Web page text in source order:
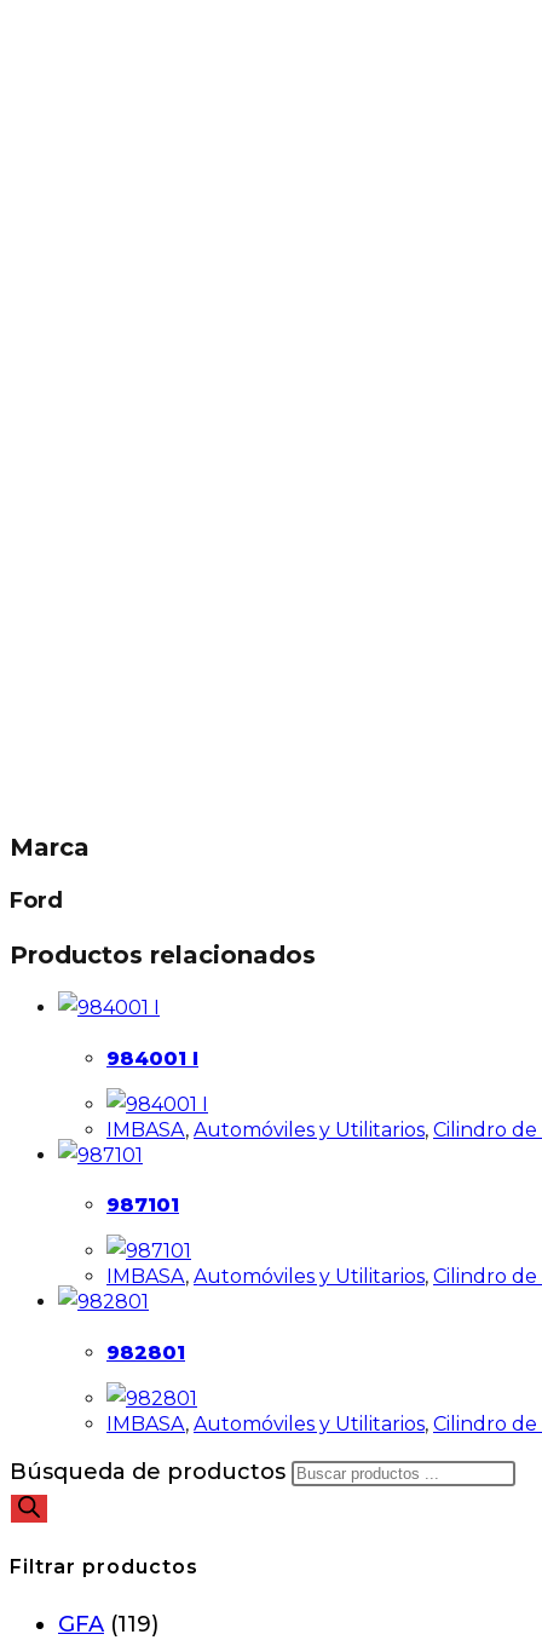
Marca
Ford
Productos relacionados
984001 I
IMBASA, Automóviles y Utilitarios, Cilindro
987101
IMBASA, Automóviles y Utilitarios, Cilindro
982801
IMBASA, Automóviles y Utilitarios, Cilindro
Búsqueda de productos
Filtrar productos
GFA (119)